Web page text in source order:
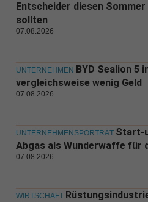
Entscheider diesen
sollten
07.08.2026
UNTERNEHMEN BYD Sealion 5
vergleichsweise wenig Geld
07.08.2026
UNTERNEHMENSPORTRÄT Start-
Abgas als Wunderwaffe für
07.08.2026
WIRTSCHAFT